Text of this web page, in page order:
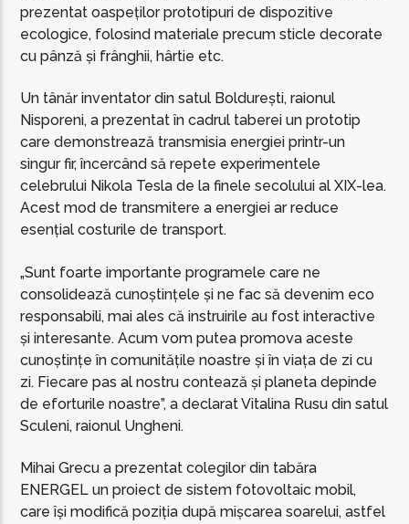
prezentat oaspeților prototipuri de dispozitive
ecologice, folosind materiale precum sticle decorate
cu pânză și frânghii, hârtie etc.
Un tânăr inventator din satul Boldurești, raionul
Nisporeni, a prezentat în cadrul taberei un prototip
care demonstrează transmisia energiei printr-un
singur fir, încercând să repete experimentele
celebrului Nikola Tesla de la finele secolului al XIX-lea.
Acest mod de transmitere a energiei ar reduce
esențial costurile de transport.
„Sunt foarte importante programele care ne
consolidează cunoștințele și ne fac să devenim eco
responsabili, mai ales că instruirile au fost interactive
și interesante. Acum vom putea promova aceste
cunoștințe în comunitățile noastre și în viața de zi cu
zi. Fiecare pas al nostru contează și planeta depinde
de eforturile noastre”, a declarat Vitalina Rusu din satul
Sculeni, raionul Ungheni.
Mihai Grecu a prezentat colegilor din tabăra
ENERGEL un proiect de sistem fotovoltaic mobil,
care își modifică poziția după mișcarea soarelui, astfel